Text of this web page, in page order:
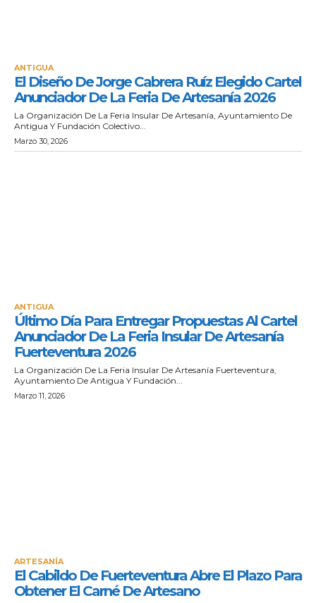
ANTIGUA
El Diseño De Jorge Cabrera Ruíz Elegido Cartel
Anunciador De La Feria De Artesanía 2026
La Organización De La Feria Insular De Artesanía, Ayuntamiento De
Antigua Y Fundación Colectivo...
Marzo 30, 2026
ANTIGUA
Último Día Para Entregar Propuestas Al Cartel
Anunciador De La Feria Insular De Artesanía
Fuerteventura 2026
La Organización De La Feria Insular De Artesanía Fuerteventura,
Ayuntamiento De Antigua Y Fundación...
Marzo 11, 2026
ARTESANÍA
El Cabildo De Fuerteventura Abre El Plazo Para
Obtener El Carné De Artesano